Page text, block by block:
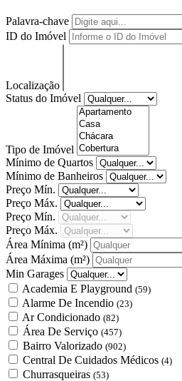
Palavra-chave
ID do Imóvel
Localização
Status do Imóvel
Tipo de Imóvel
Mínimo de Quartos
Mínimo de Banheiros
Preço Mín.
Preço Máx.
Preço Mín.
Preço Máx.
Área Mínima (m²)
Área Máxima (m²)
Min Garages
Academia E Playground (59)
Alarme De Incendio (23)
Ar Condicionado (82)
Área De Serviço (457)
Bairro Valorizado (902)
Central De Cuidados Médicos (4)
Churrasqueiras (53)